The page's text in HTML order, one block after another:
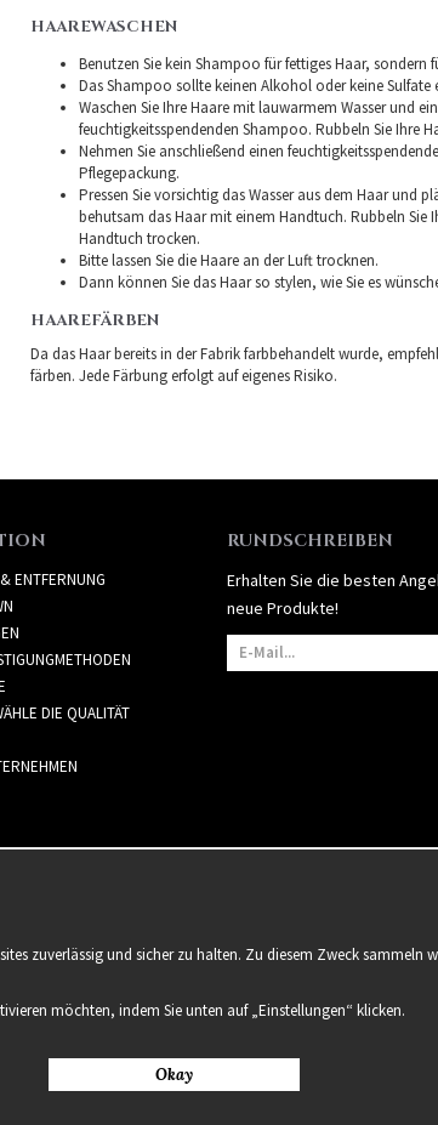
HAAREWASCHEN
Benutzen Sie kein Shampoo für fettiges Haar, sondern
Das Shampoo sollte keinen Alkohol oder keine Sulfate
Waschen Sie Ihre Haare mit lauwarmem Wasser und
feuchtigkeitsspendenden Shampoo. Rubbeln Sie Ihre
Nehmen Sie anschließend einen
Pflegepackung.
Pressen Sie vorsichtig das Wasser aus dem Haar und
behutsam das Haar mit einem Handtuch. Rubbeln Sie
Handtuch trocken.
Bitte lassen Sie die Haare an der Luft trocknen.
Dann können Sie das Haar so stylen, wie Sie es
HAAREFÄRBEN
Da das Haar bereits in der Fabrik farbbehandelt wurde,
färben. Jede Färbung erfolgt auf eigenes Risiko.
ENTFERNUNG
DIE QUALITÄT
RUNDSCHREIBEN
Erhalten Sie die besten
neue Produkte!
zuverlässig und sicher zu halten. Zu diesem Zweck sammeln
möchten, indem Sie unten auf „Einstellungen“ klicken.
Okay